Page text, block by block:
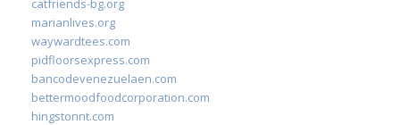
catfriends-bg.org
marianlives.org
waywardtees.com
pidfloorsexpress.com
bancodevenezuelaen.com
bettermoodfoodcorporation.com
hingstonnt.com